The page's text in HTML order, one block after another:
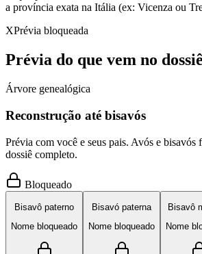
a província exata na Itália (ex: Vicenza ou
XPrévia bloqueada
Prévia do que vem no
Árvore genealógica
Reconstrução até bisavós
Prévia com você e seus pais. Avós e bisavós
dossiê completo.
Bloqueado
Bisavô paterno
Nome bloqueado
Bisavó paterna
Nome bloqueado
Bisavô
Nome